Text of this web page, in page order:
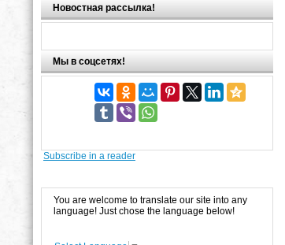
Новостная рассылка!
Мы в соцсетях!
Subscribe in a reader
You are welcome to translate our site into any
language! Just chose the language below!